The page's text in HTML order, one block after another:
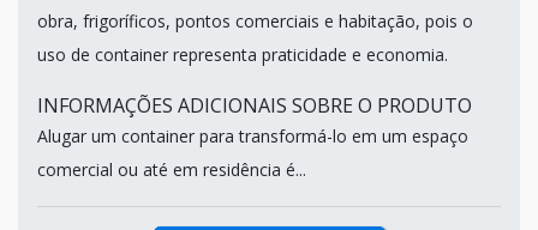
obra, frigoríficos, pontos comerciais e habitação, pois o
uso de container representa praticidade e economia.
INFORMAÇÕES ADICIONAIS SOBRE O PRODUTO
Alugar um container para transformá-lo em um espaço
comercial ou até em residência é...